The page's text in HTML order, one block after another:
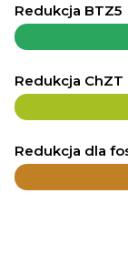
Redukcja BTZ5
Redukcja ChZT
Redukcja dla